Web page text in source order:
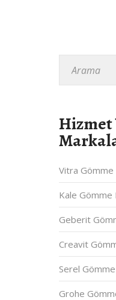
Vitra
Kale
Geberit
Creavit
Serel
Grohe